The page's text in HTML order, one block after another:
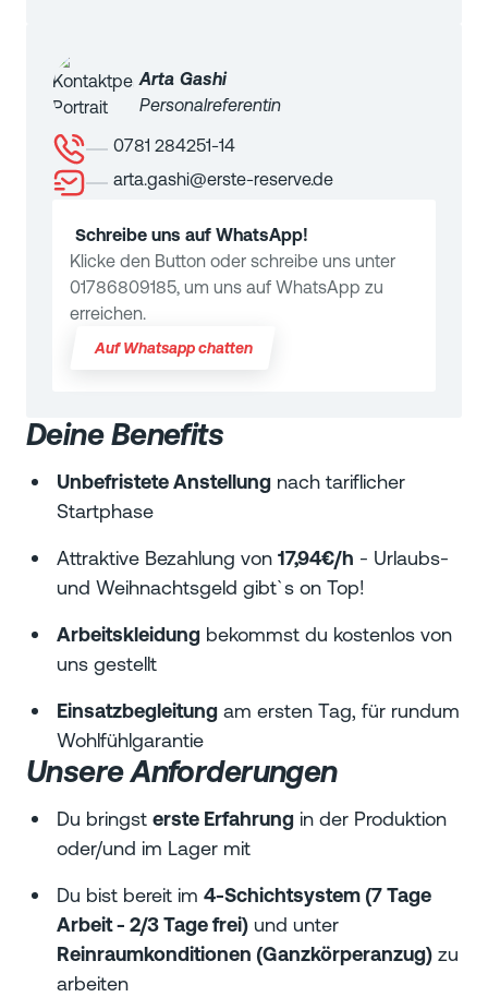
Arta Gashi
Personalreferentin
0781 284251-14
arta.gashi@erste-reserve.de
Schreibe uns auf WhatsApp!
Klicke den Button oder schreibe uns unter
01786809185, um uns auf WhatsApp zu
erreichen.
Auf Whatsapp chatten
Deine Benefits
Unbefristete Anstellung nach tariflicher
Startphase
Attraktive Bezahlung von 17,94€/h - Urlaubs-
und Weihnachtsgeld gibt`s on Top!
Arbeitskleidung bekommst du kostenlos von
uns gestellt
Einsatzbegleitung am ersten Tag, für rundum
Wohlfühlgarantie
Unsere Anforderungen
Du bringst erste Erfahrung in der Produktion
oder/und im Lager mit
Du bist bereit im 4-Schichtsystem (7 Tage
Arbeit - 2/3 Tage frei) und unter
Reinraumkonditionen (Ganzkörperanzug) zu
arbeiten